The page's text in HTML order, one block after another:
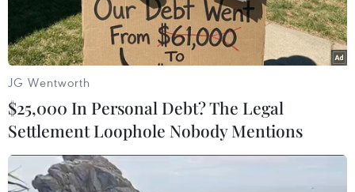
JG Wentworth
$25,000 In Personal Debt? The Legal
Settlement Loophole Nobody Mentions